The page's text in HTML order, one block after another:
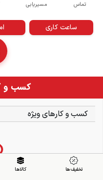
تماس مسیریابی
ساعت کاری
کسب و
کسب و کارهای ویژه
تخفیف ها کالاها